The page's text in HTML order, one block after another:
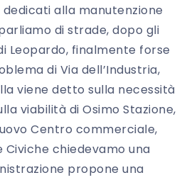
alla manutenzione
di strade, dopo gli
Leopardo, finalmente forse
di Via dell’Industria,
viene detto sulla necessità
viabilità di Osimo Stazione,
Centro commerciale,
Civiche chiedevamo una
propone una